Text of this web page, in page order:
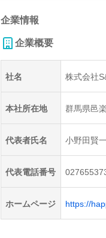
企業情報
企業概要
社名 株式会社
本社所在地 群馬県邑
代表者氏名 小野田賢
代表電話番号
ホームページ https://